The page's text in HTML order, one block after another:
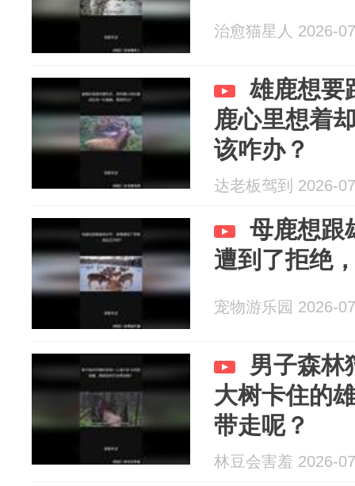
治愈猫星人 2026-
雄鹿想要
鹿心里想着
该咋办？
达老板驾到 2026-
母鹿想跟
遭到了拒绝
宠物游乐园 2026-
男子森林
大树卡住的
带走呢？
林豆会害羞 2026-